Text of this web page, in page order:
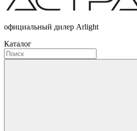
официальный дилер Arlight
Каталог